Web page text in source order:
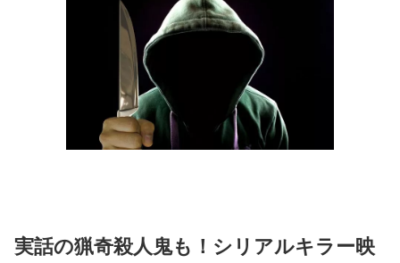
実話の猟奇殺人鬼も！シリアルキラー映